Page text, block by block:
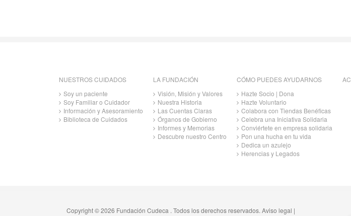
NUESTROS CUIDADOS
Soy un paciente
Soy Familiar o Cuidador
Información y Asesoramiento
Biblioteca de Cuidados
LA FUNDACIÓN
Visión, Misión y Valores
Nuestra Historia
Las Cuentas Claras
Órganos de Gobierno
Informes y Memorias
Descubre nuestro Centro
CÓMO PUEDES AYUDARNOS
Hazte Socio | Dona
Hazte Voluntario
Colabora con Tiendas Benéficas
Celebra una Iniciativa Solidaria
Conviértete en empresa solidaria
Pon una hucha en tu vida
Dedica un azulejo
Herencias y Legados
Copyright © 2026 Fundación Cudeca . Todos los derechos reservados. Aviso legal |